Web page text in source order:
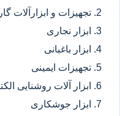
تجهیزات و ابزارآلات
ابزار نجاری
ابزار باغبانی
تجهیزات ایمینی
ابزار آلات روشنایی
ابزار جوشکاری